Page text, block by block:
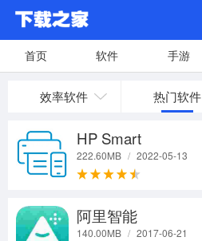
首页 软件 手游
效率软件 热门软件
HP Smart
222.60MB / 2022-05-13
阿里智能
140.00MB / 2017-06-21